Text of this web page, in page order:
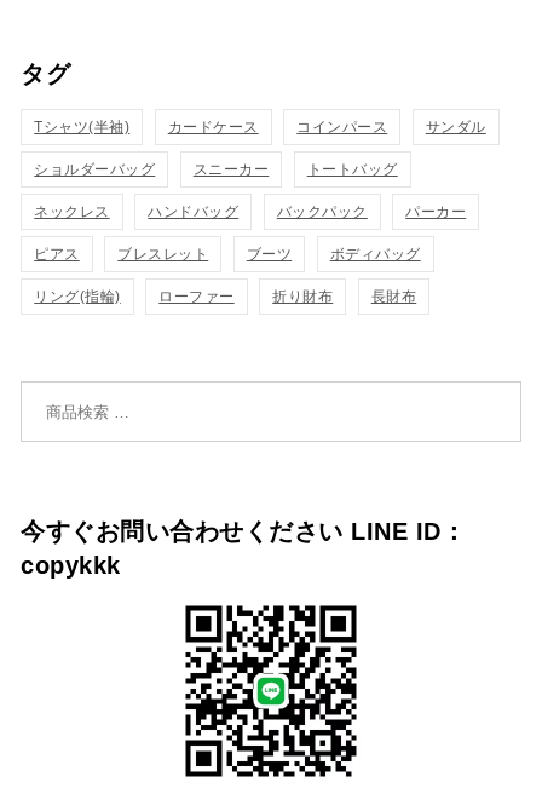
タグ
Tシャツ(半袖) カードケース コインパース サンダル
ショルダーバッグ スニーカー トートバッグ
ネックレス ハンドバッグ バックパック パーカー
ピアス ブレスレット ブーツ ボディバッグ
リング(指輪) ローファー 折り財布 長財布
今すぐお問い合わせください LINE ID：
copykkk